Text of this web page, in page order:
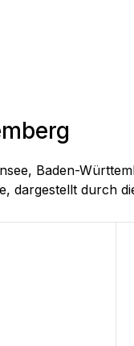
Baden-
dargestellt durch